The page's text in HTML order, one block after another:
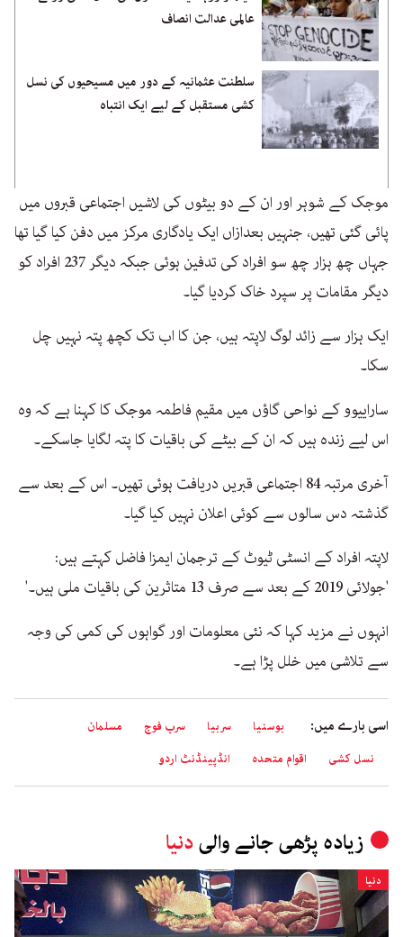
عالمی عدالت انصاف
سلطنت عثمانیہ کے دور میں مسیحیوں کی نسل
کشی مستقبل کے لیے ایک انتباہ
موجک کے شوہر اور ان کے دو بیٹوں کی لاشیں اجتماعی قبروں میں
پائی گئی تھیں، جنہیں بعدازاں ایک یادگاری مرکز میں دفن کیا گیا تھا
جہاں چھ ہزار چھ سو افراد کی تدفین ہوئی جبکہ دیگر 237 افراد کو
دیگر مقامات پر سپرد خاک کردیا گیا۔
ایک ہزار سے زائد لوگ لاپتہ ہیں، جن کا اب تک کچھ پتہ نہیں چل
سکا۔
ساراییوو کے نواحی گاؤں میں مقیم فاطمہ موجک کا کہنا ہے کہ وہ
اس لیے زندہ ہیں کہ ان کے بیٹے کی باقیات کا پتہ لگایا جاسکے۔
آخری مرتبہ 84 اجتماعی قبریں دریافت ہوئی تھیں۔ اس کے بعد سے
گذشتہ دس سالوں سے کوئی اعلان نہیں کیا گیا۔
لاپتہ افراد کے انسٹی ٹیوٹ کے ترجمان ایمزا فاضل کہتے ہیں:
'جولائی 2019 کے بعد سے صرف 13 متاثرین کی باقیات ملی ہیں۔'
انہوں نے مزید کہا کہ نئی معلومات اور گواہوں کی کمی کی وجہ
سے تلاشی میں خلل پڑا ہے۔
اسی بارے میں: بوسنیا سربیا سرب فوج
مسلمان
نسل کشی
اقوام متحدہ انڈپینڈنٹ اردو
زیادہ پڑھی جانے والیدنیا
دنیا